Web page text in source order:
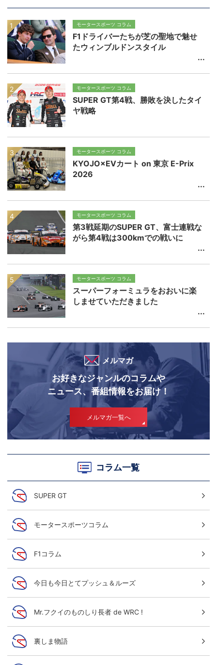
モータースポーツ コラム
F1ドライバーたちが芝の聖地で魅せ
たウィンブルドンスタイル
モータースポーツ コラム
SUPER GT第4戦、勝敗を決したタイ
ヤ戦略
モータースポーツ コラム
KYOJO×EVカート on 東京 E-Prix
2026
モータースポーツ コラム
第3戦延期のSUPER GT、富士連戦な
がら第4戦は300kmでの戦いに
モータースポーツ コラム
スーパーフォーミュラをおおいに楽
しませていただきました
メルマガ
お好きなジャンルのコラムや
ニュース、番組情報をお届け！
メルマガ一覧へ
コラム一覧
SUPER GT
モータースポーツコラム
F1コラム
今日も今日とてプッシュ＆ルーズ
Mr.フクイのものしり長者 de WRC !
裏しま物語